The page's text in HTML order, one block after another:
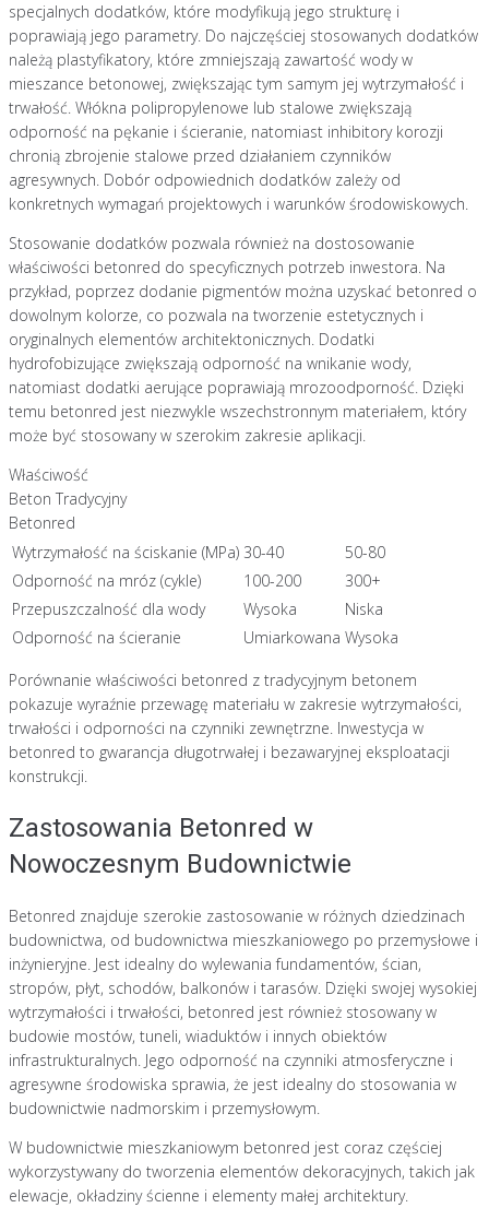
specjalnych dodatków, które modyfikują jego strukturę i
poprawiają jego parametry. Do najczęściej stosowanych dodatków
należą plastyfikatory, które zmniejszają zawartość wody w
mieszance betonowej, zwiększając tym samym jej wytrzymałość i
trwałość. Włókna polipropylenowe lub stalowe zwiększają
odporność na pękanie i ścieranie, natomiast inhibitory korozji
chronią zbrojenie stalowe przed działaniem czynników
agresywnych. Dobór odpowiednich dodatków zależy od
konkretnych wymagań projektowych i warunków środowiskowych.
Stosowanie dodatków pozwala również na dostosowanie
właściwości betonred do specyficznych potrzeb inwestora. Na
przykład, poprzez dodanie pigmentów można uzyskać betonred o
dowolnym kolorze, co pozwala na tworzenie estetycznych i
oryginalnych elementów architektonicznych. Dodatki
hydrofobizujące zwiększają odporność na wnikanie wody,
natomiast dodatki aerujące poprawiają mrozoodporność. Dzięki
temu betonred jest niezwykle wszechstronnym materiałem, który
może być stosowany w szerokim zakresie aplikacji.
Właściwość
Beton Tradycyjny
Betonred
Wytrzymałość na ściskanie (MPa) 30-40
50-80
Odporność na mróz (cykle)
100-200
300+
Przepuszczalność dla wody
Wysoka
Niska
Odporność na ścieranie
Umiarkowana Wysoka
Porównanie właściwości betonred z tradycyjnym betonem
pokazuje wyraźnie przewagę materiału w zakresie wytrzymałości,
trwałości i odporności na czynniki zewnętrzne. Inwestycja w
betonred to gwarancja długotrwałej i bezawaryjnej eksploatacji
konstrukcji.
Zastosowania Betonred w
Nowoczesnym Budownictwie
Betonred znajduje szerokie zastosowanie w różnych dziedzinach
budownictwa, od budownictwa mieszkaniowego po przemysłowe i
inżynieryjne. Jest idealny do wylewania fundamentów, ścian,
stropów, płyt, schodów, balkonów i tarasów. Dzięki swojej wysokiej
wytrzymałości i trwałości, betonred jest również stosowany w
budowie mostów, tuneli, wiaduktów i innych obiektów
infrastrukturalnych. Jego odporność na czynniki atmosferyczne i
agresywne środowiska sprawia, że jest idealny do stosowania w
budownictwie nadmorskim i przemysłowym.
W budownictwie mieszkaniowym betonred jest coraz częściej
wykorzystywany do tworzenia elementów dekoracyjnych, takich jak
elewacje, okładziny ścienne i elementy małej architektury.